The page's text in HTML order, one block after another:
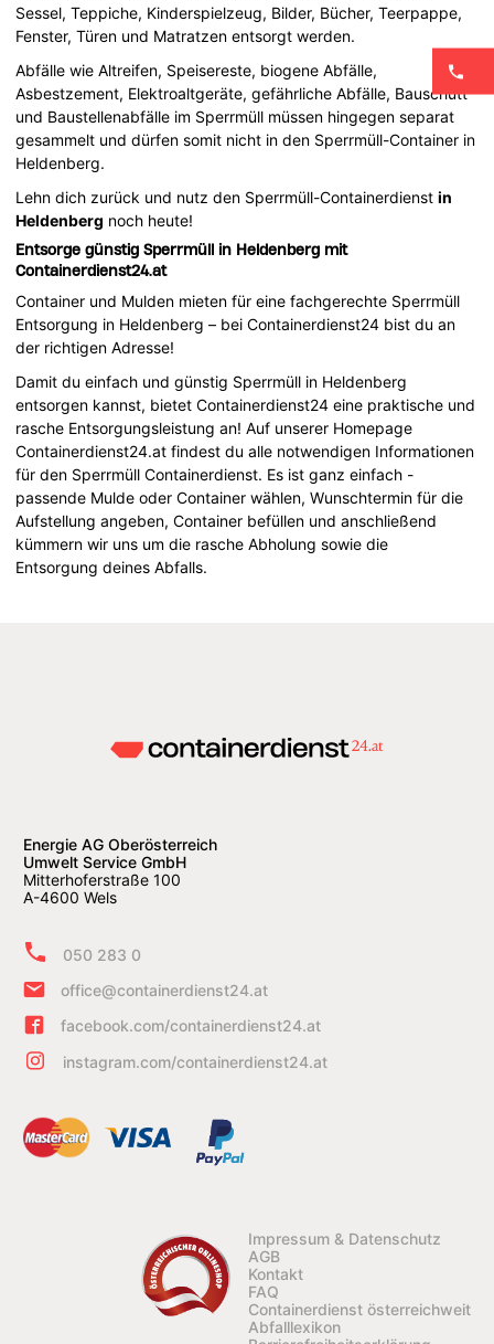
Sessel, Teppiche, Kinderspielzeug, Bilder, Bücher, Teerpappe,
Fenster, Türen und Matratzen entsorgt werden.
Abfälle wie Altreifen, Speisereste, biogene Abfälle,
Asbestzement, Elektroaltgeräte, gefährliche Abfälle, Bauschutt
und Baustellenabfälle im Sperrmüll müssen hingegen separat
gesammelt und dürfen somit nicht in den Sperrmüll-Container in
Heldenberg.
Lehn dich zurück und nutz den Sperrmüll-Containerdienstin
Heldenberg noch heute!
Entsorge günstig Sperrmüll in Heldenberg mit
Containerdienst24.at
Container und Mulden mieten für eine fachgerechte Sperrmüll
Entsorgung in Heldenberg – bei Containerdienst24 bist du an
der richtigen Adresse!
Damit du einfach und günstig Sperrmüll in Heldenberg
entsorgen kannst, bietet Containerdienst24 eine praktische und
rasche Entsorgungsleistung an! Auf unserer Homepage
Containerdienst24.at findest du alle notwendigen Informationen
für den Sperrmüll Containerdienst. Es ist ganz einfach -
passende Mulde oder Container wählen, Wunschtermin für die
Aufstellung angeben, Container befüllen und anschließend
kümmern wir uns um die rasche Abholung sowie die
Entsorgung deines Abfalls.
Energie AG Oberösterreich
Umwelt Service GmbH
Mitterhoferstraße 100
A-4600 Wels
050 283 0
office@containerdienst24.at
facebook.com/containerdienst24.at
instagram.com/containerdienst24.at
Impressum & Datenschutz
AGB
Kontakt
FAQ
Containerdienst österreichweit
Abfalllexikon